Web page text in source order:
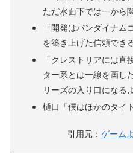
ただ水面下では一から
「開発はバンダイナ
を築き上げた信頼でき
「クレストリアには
ター系とは一線を画し
リーズの入り口になる
樋口「僕はほかのタイ
引用元： ゲーム